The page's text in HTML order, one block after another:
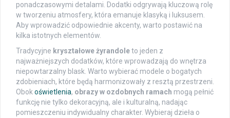
ponadczasowymi detalami. Dodatki odgrywają kluczową rolę
w tworzeniu atmosfery, która emanuje klasyką i luksusem.
Aby wprowadzić odpowiednie akcenty, warto postawić na
kilka istotnych elementów.
Tradycyjne kryształowe żyrandoleto jeden z
najważniejszych dodatków, które wprowadzają do wnętrza
niepowtarzalny blask. Warto wybierać modele o bogatych
zdobieniach, które będą harmonizowały z resztą przestrzeni.
Obokoświetlenia, obrazy w ozdobnych ramach mogą pełnić
funkcję nie tylko dekoracyjną, ale i kulturalną, nadając
pomieszczeniu indywidualny charakter. Wybieraj dzieła o